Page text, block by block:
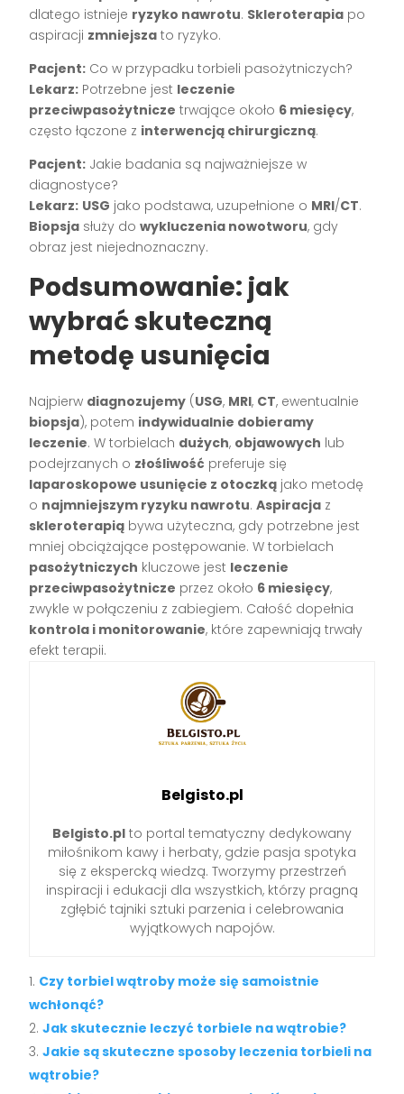
dlatego istnieje ryzyko nawrotu. Skleroterapia po
aspiracji zmniejsza to ryzyko.
Pacjent: Co w przypadku torbieli pasożytniczych?
Lekarz: Potrzebne jest leczenie
przeciwpasożytnicze trwające około 6 miesięcy,
często łączone z interwencją chirurgiczną.
Pacjent: Jakie badania są najważniejsze w
diagnostyce?
Lekarz: USG jako podstawa, uzupełnione o MRI/CT.
Biopsja służy dowykluczenia nowotworu, gdy
obraz jest niejednoznaczny.
Podsumowanie: jak
wybrać skuteczną
metodę usunięcia
Najpierw diagnozujemy (USG, MRI, CT, ewentualnie
biopsja), potem indywidualnie dobieramy
leczenie. W torbielach dużych, objawowych lub
podejrzanych o złośliwość preferuje się
laparoskopowe usunięcie z otoczką jako metodę
o najmniejszym ryzyku nawrotu.Aspiracja z
skleroterapią bywa użyteczna, gdy potrzebne jest
mniej obciążające postępowanie. W torbielach
pasożytniczych kluczowe jest leczenie
przeciwpasożytnicze przez około 6 miesięcy,
zwykle w połączeniu z zabiegiem. Całość dopełnia
kontrola i monitorowanie, które zapewniają trwały
efekt terapii.
Belgisto.pl
Belgisto.pl to portal tematyczny dedykowany
miłośnikom kawy i herbaty, gdzie pasja spotyka
się z ekspercką wiedzą. Tworzymy przestrzeń
inspiracji i edukacji dla wszystkich, którzy pragną
zgłębić tajniki sztuki parzenia i celebrowania
wyjątkowych napojów.
Czy torbiel wątroby może się samoistnie
wchłonąć?
Jak skutecznie leczyć torbiele na wątrobie?
Jakie są skuteczne sposoby leczenia torbieli na
wątrobie?